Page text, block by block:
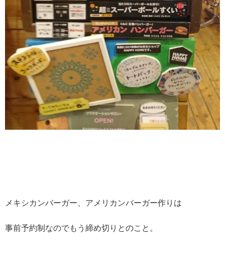
メキシカンバーガー、アメリカンバーガー作りは
事前予約制なのでもう締め切りとのこと。